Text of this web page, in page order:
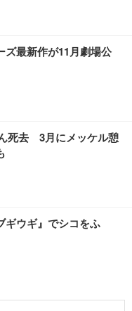
ズ最新作が11月劇場公
死去 3月にメッケル憩
ギウギ』でシコをふ